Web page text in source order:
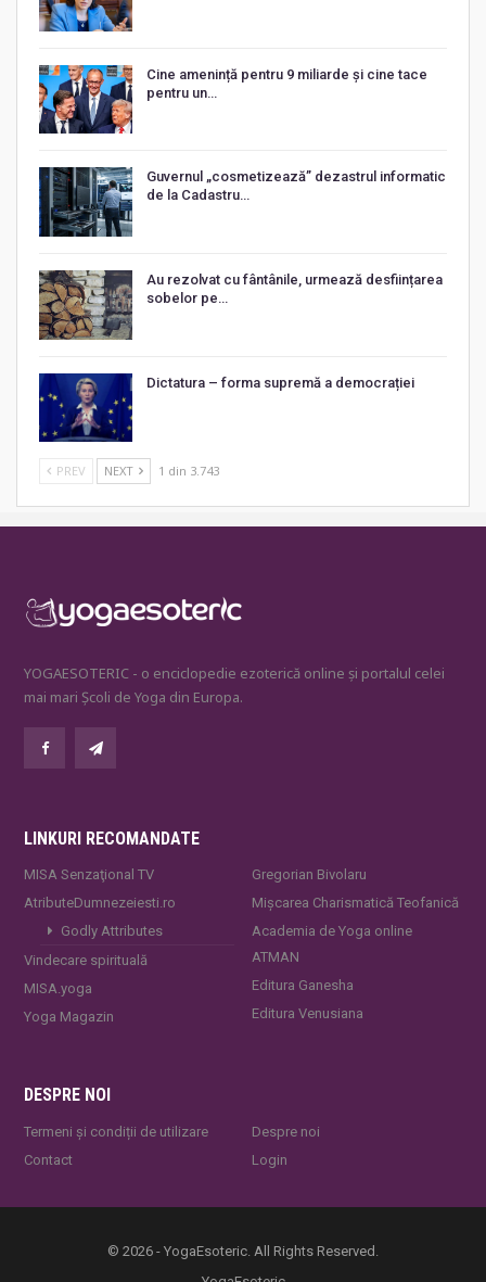
Cine amenință pentru 9 miliarde și cine tace
pentru un…
Guvernul „cosmetizează” dezastrul informatic
de la Cadastru…
Au rezolvat cu fântânile, urmează desființarea
sobelor pe…
Dictatura – forma supremă a democrației
PREV NEXT 1 din 3.743
YOGAESOTERIC - o enciclopedie ezoterică online și portalul celei
mai mari Școli de Yoga din Europa.
LINKURI RECOMANDATE
MISA Senzaţional TV
AtributeDumnezeiesti.ro
Godly Attributes
Vindecare spirituală
MISA.yoga
Yoga Magazin
Gregorian Bivolaru
Mișcarea Charismatică Teofanică
Academia de Yoga online
ATMAN
Editura Ganesha
Editura Venusiana
DESPRE NOI
Termeni și condiții de utilizare
Contact
Despre noi
Login
© 2026 - YogaEsoteric. All Rights Reserved.